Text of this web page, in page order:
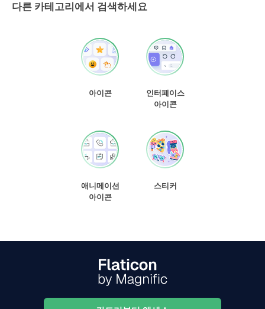
다른 카테고리에서 검색하세요
아이콘
인터페이스
아이콘
애니메이션
아이콘
스티커